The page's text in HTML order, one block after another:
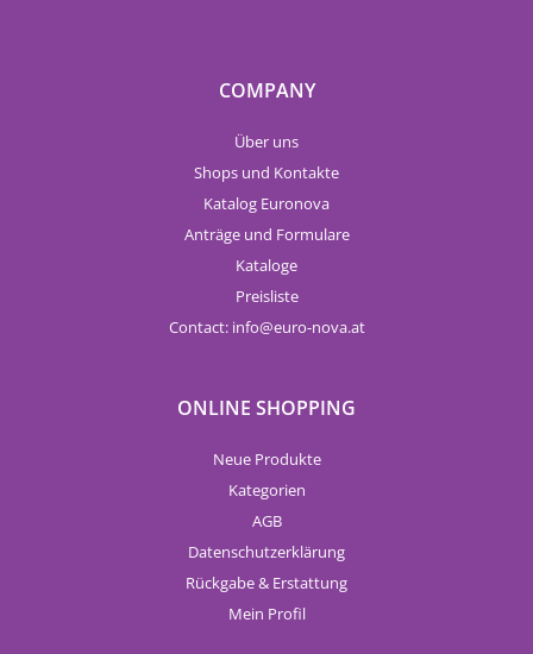
COMPANY
Über uns
Shops und Kontakte
Katalog Euronova
Anträge und Formulare
Kataloge
Preisliste
Contact: info euro-nova.at
ONLINE SHOPPING
Neue Produkte
Kategorien
AGB
Datenschutzerklärung
Rückgabe & Erstattung
Mein Profil